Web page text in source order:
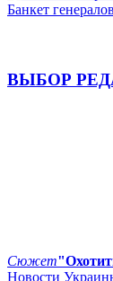
Банкет
ВЫБОР
Сюжет
Новости